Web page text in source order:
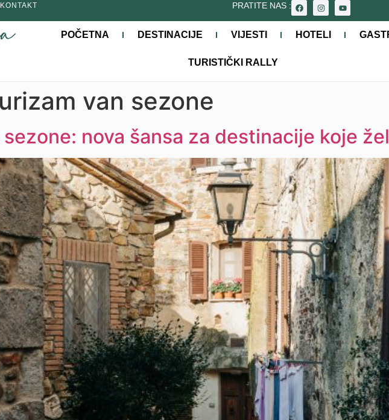
KONTAKT PRATITE NAS :
POČETNA DESTINACIJE VIJESTI HOTELI
TURISTIČKI RALLY
van sezone
nova šansa za destinacije koje